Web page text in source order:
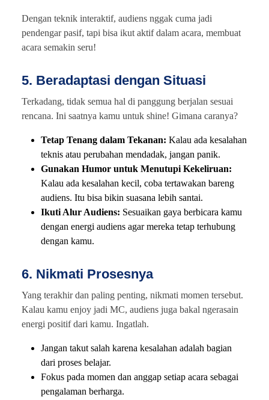
Dengan teknik interaktif, audiens nggak cuma jadi
pendengar pasif, tapi bisa ikut aktif dalam acara, membuat
acara semakin seru!
5. Beradaptasi dengan Situasi
Terkadang, tidak semua hal di panggung berjalan sesuai
rencana. Ini saatnya kamu untuk shine! Gimana caranya?
Tetap Tenang dalam Tekanan: Kalau ada kesalahan
teknis atau perubahan mendadak, jangan panik.
Gunakan Humor untuk Menutupi Kekeliruan:
Kalau ada kesalahan kecil, coba tertawakan bareng
audiens. Itu bisa bikin suasana lebih santai.
Ikuti Alur Audiens: Sesuaikan gaya berbicara kamu
dengan energi audiens agar mereka tetap terhubung
dengan kamu.
6. Nikmati Prosesnya
Yang terakhir dan paling penting, nikmati momen tersebut.
Kalau kamu enjoy jadi MC, audiens juga bakal ngerasain
energi positif dari kamu. Ingatlah.
Jangan takut salah karena kesalahan adalah bagian
dari proses belajar.
Fokus pada momen dan anggap setiap acara sebagai
pengalaman berharga.